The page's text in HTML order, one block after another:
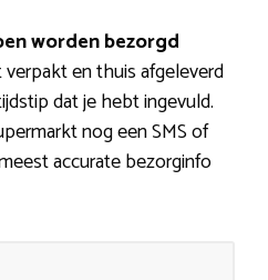
worden bezorgd
en thuis afgeleverd
dat je hebt ingevuld.
nog een SMS of
accurate bezorginfo